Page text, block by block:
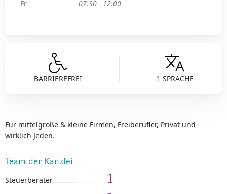
BARRIEREFREI 1 SPRACHE
Für mittelgroße & kleine Firmen, Freiberufler, Privat und
wirklich Jeden.
Team der Kanzlei
Steuerberater 1
Fr
07:30 - 12:00